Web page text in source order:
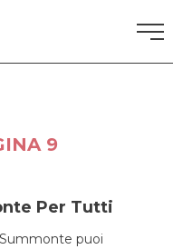
9
Per Tutti
puoi